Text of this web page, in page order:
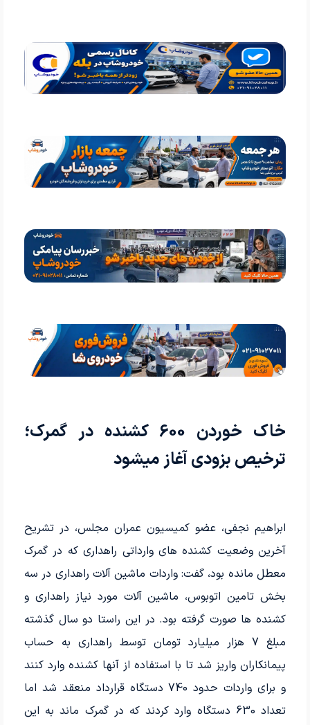
خاک خوردن 600 کشنده در گمرک؛
ترخیص بزودی آغاز میشود
ابراهیم نجفی، عضو کمیسیون عمران مجلس، در تشریح
آخرین وضعیت کشنده های وارداتی راهداری که در گمرک
معطل مانده بود، گفت: واردات ماشین آلات راهداری در سه
بخش تامین اتوبوس، ماشین آلات مورد نیاز راهداری و
کشنده ها صورت گرفته بود. در این راستا دو سال گذشته
مبلغ 7 هزار میلیارد تومان توسط راهداری به حساب
پیمانکاران واریز شد تا با استفاده از آنها کشنده وارد کنند
و برای واردات حدود 740 دستگاه قرارداد منعقد شد اما
تعداد 630 دستگاه وارد کردند که در گمرک ماند به این